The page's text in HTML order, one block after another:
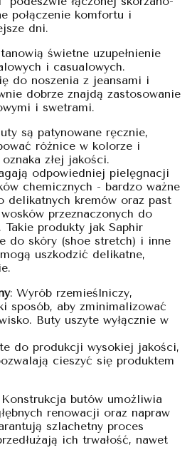
połączenie komfortu i
dni.
świetne uzupełnienie
i casualowych.
do noszenia z jeansami i
dobrze znajdą zastosowanie
i swetrami.
są patynowane ręcznie,
różnice w kolorze i
złej jakości.
odpowiedniej pielęgnacji
chemicznych - bardzo ważne
delikatnych kremów oraz past
przeznaczonych do
produkty jak Saphir
do skóry (shoe stretch) i inne
uszkodzić delikatne,
: Wyrób rzemieślniczy,
sposób, aby zminimalizować
Buty uszyte wyłącznie w
do produkcji wysokiej jakości,
cieszyć się produktem
butów umożliwia
renowacji oraz napraw
szlachetny proces
ich trwałość, nawet